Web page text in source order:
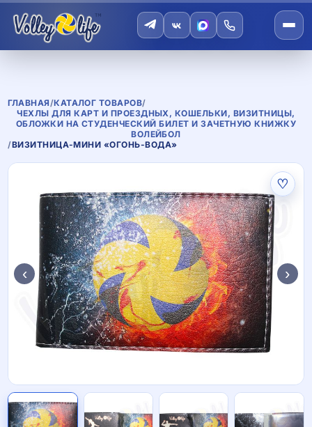
ГЛАВНАЯ/КАТАЛОГ ТОВАРОВ/
ЧЕХЛЫ ДЛЯ КАРТ И ПРОЕЗДНЫХ, КОШЕЛЬКИ, ВИЗИТНИЦЫ,
ОБЛОЖКИ НА СТУДЕНЧЕСКИЙ БИЛЕТ И ЗАЧЕТНУЮ КНИЖКУ
ВОЛЕЙБОЛ
/ВИЗИТНИЦА-МИНИ «ОГОНЬ-ВОДА»
♡
‹ ›